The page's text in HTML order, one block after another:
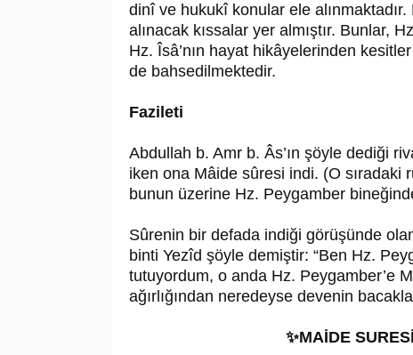
dinî ve hukukî konular ele
alınacak kıssalar yer almıştır. Bunlar,
Hz. Îsâ’nın hayat hikâyelerinden
de bahsedilmektedir.
Fazileti
Abdullah b. Amr b. Âs’ın şöyle dediği
iken ona Mâide sûresi indi. (O sıradaki
bunun üzerine Hz. Peygamber
Sûrenin bir defada indiği görüşünde
binti Yezîd şöyle demiştir: “Ben Hz.
tutuyordum, o anda Hz. Peygamber’e
ağırlığından neredeyse devenin
✨MAİDE